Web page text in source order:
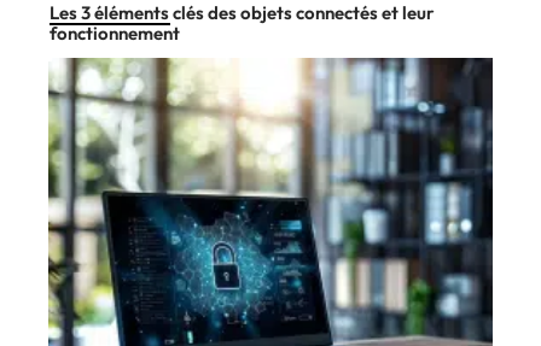
Les 3 éléments clés des objets connectés et leur
fonctionnement